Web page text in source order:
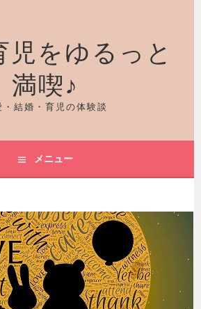
児をゆるっと
満喫♪
・結婚・育児の体験談
メニュー